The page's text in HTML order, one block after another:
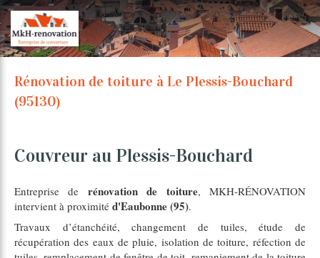
Rénovation de toiture à Le Plessis-Bouchard
(95130)
Couvreur au Plessis-Bouchard
Entreprise de rénovation de toiture, MKH-RÉNOVATION
intervient à proximité d'Eaubonne (95).
Travaux d’étanchéité, changement de tuiles, étude de
récupération des eaux de pluie, isolation de toiture, réfection de